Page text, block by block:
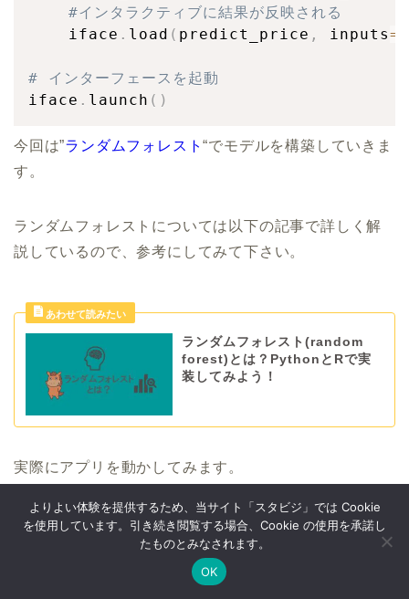
#インタラクティブに結果が反映される
    iface
. load ( predict_price , inputs=
# インターフェースを起動
iface . launch ( )
今回は”ランダムフォレスト“でモデルを構築していきま
す。
ランダムフォレストについては以下の記事で詳しく解
説しているので、参考にしてみて下さい。
ランダムフォレスト(random
forest)とは？PythonとRで実
装してみよう！
実際にアプリを動かしてみます。
今回はレイアウトの部分でgradioの”load“機能を使って
よりよい体験を提供するため、当サイト「スタビジ」では Cookie
を使用しています。引き続き閲覧する場合、Cookie の使用を承諾し
たものとみなされます。
OK